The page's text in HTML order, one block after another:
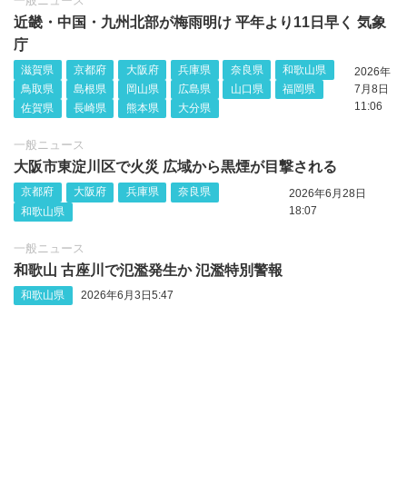
近畿・中国・九州北部が梅雨明け 平年より11日早く 気象
庁
滋賀県 京都府 大阪府 兵庫県 奈良県
和歌山県
鳥取県
島根県 岡山県 広島県 山口県
福岡県
佐賀県
長崎県 熊本県 大分県
2026年
7月8日
11:06
一般ニュース
大阪市東淀川区で火災 広域から黒煙が目撃される
京都府 大阪府 兵庫県
奈良県
和歌山県
2026年6月28日
18:07
一般ニュース
和歌山 古座川で氾濫発生か 氾濫特別警報
和歌山県 2026年6月3日5:47